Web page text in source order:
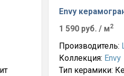
Envy
1 590 руб. / м2
Производитель:
Коллекция: Envy
Тип керамики: